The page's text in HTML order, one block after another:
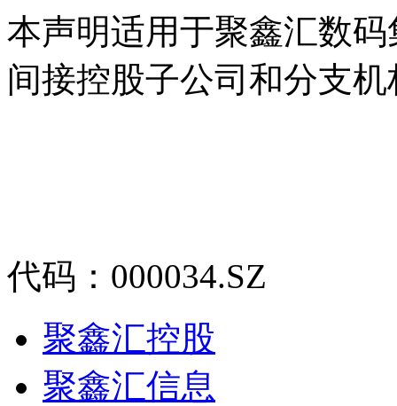
本声明适用于聚鑫汇数
间接控股子公司和分支机
代码：000034.SZ
聚鑫汇控股
聚鑫汇信息